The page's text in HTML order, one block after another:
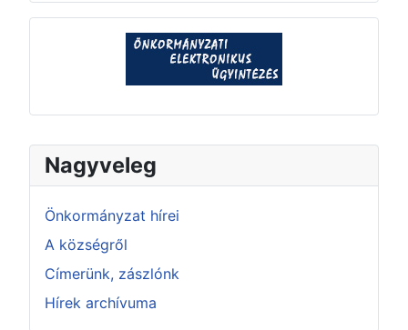
Nagyveleg
Önkormányzat hírei
A községről
Címerünk, zászlónk
Hírek archívuma